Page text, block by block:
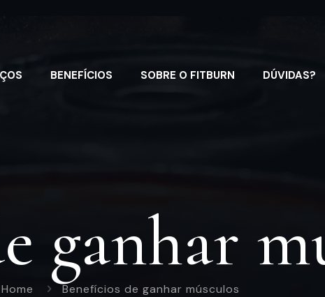
BENEFÍCIOS SOBRE O FITBURN DÚVIDAS?
ganhar
Home Benefícios de ganhar músculos